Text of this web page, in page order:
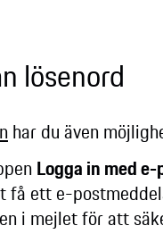
lösenord
har du även
Logga in med e-
få ett e-
i mejlet för att